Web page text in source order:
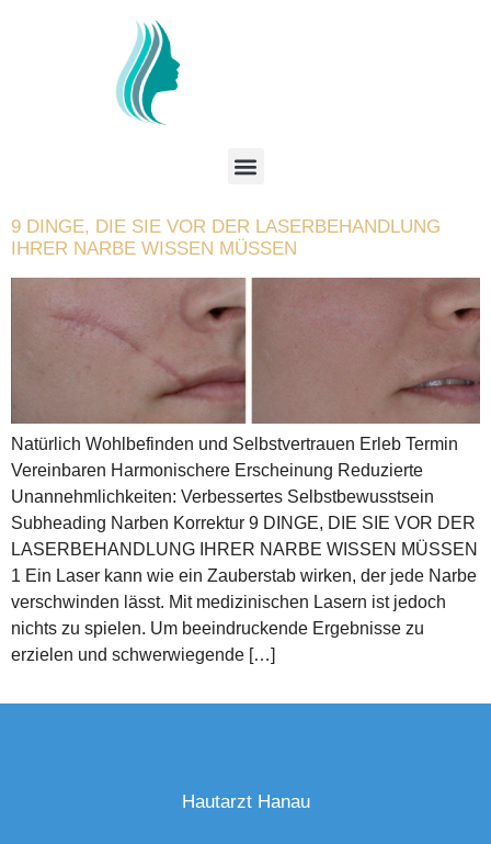
9 DINGE, DIE SIE VOR DER LASERBEHANDLUNG
IHRER NARBE WISSEN MÜSSEN
Natürlich Wohlbefinden und Selbstvertrauen Erleb Termin
Vereinbaren Harmonischere Erscheinung Reduzierte
Unannehmlichkeiten: Verbessertes Selbstbewusstsein
Subheading Narben Korrektur 9 DINGE, DIE SIE VOR DER
LASERBEHANDLUNG IHRER NARBE WISSEN MÜSSEN
1 Ein Laser kann wie ein Zauberstab wirken, der jede Narbe
verschwinden lässt. Mit medizinischen Lasern ist jedoch
nichts zu spielen. Um beeindruckende Ergebnisse zu
erzielen und schwerwiegende […]
Hautarzt Hanau